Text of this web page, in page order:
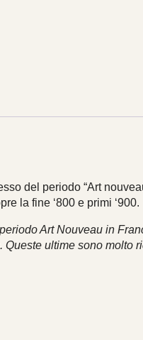
del periodo “Art
la fine ‘800 e primi ‘900.
Art Nouveau in
ultime sono molto